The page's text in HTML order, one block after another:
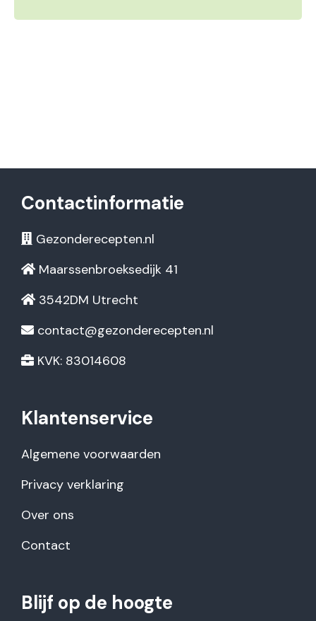
Contactinformatie
Gezonderecepten.nl
Maarssenbroeksedijk 41
3542DM Utrecht
contact@gezonderecepten.nl
KVK: 83014608
Klantenservice
Algemene voorwaarden
Privacy verklaring
Over ons
Contact
Blijf op de hoogte